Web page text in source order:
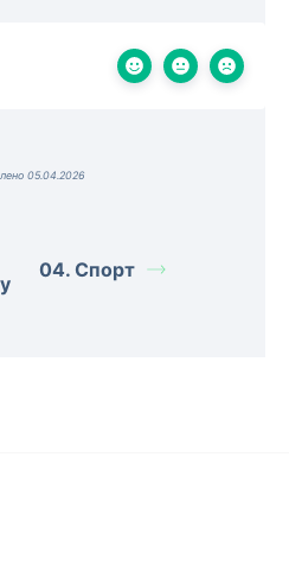
05.04.2026
04. Спорт